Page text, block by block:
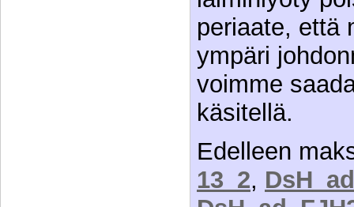
periaate, että
ympäri
voimme
käsitellä.
Edelleen
13_2,